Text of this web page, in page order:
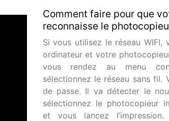
Comment faire pour que
reconnaisse le
Si vous utilisez le réseau WIFI,
ordinateur et votre
vous rendez au menu
sélectionnez le réseau sans fil.
de passe. Il va détecter le
sélectionnez le photocopieur
et vous lancez